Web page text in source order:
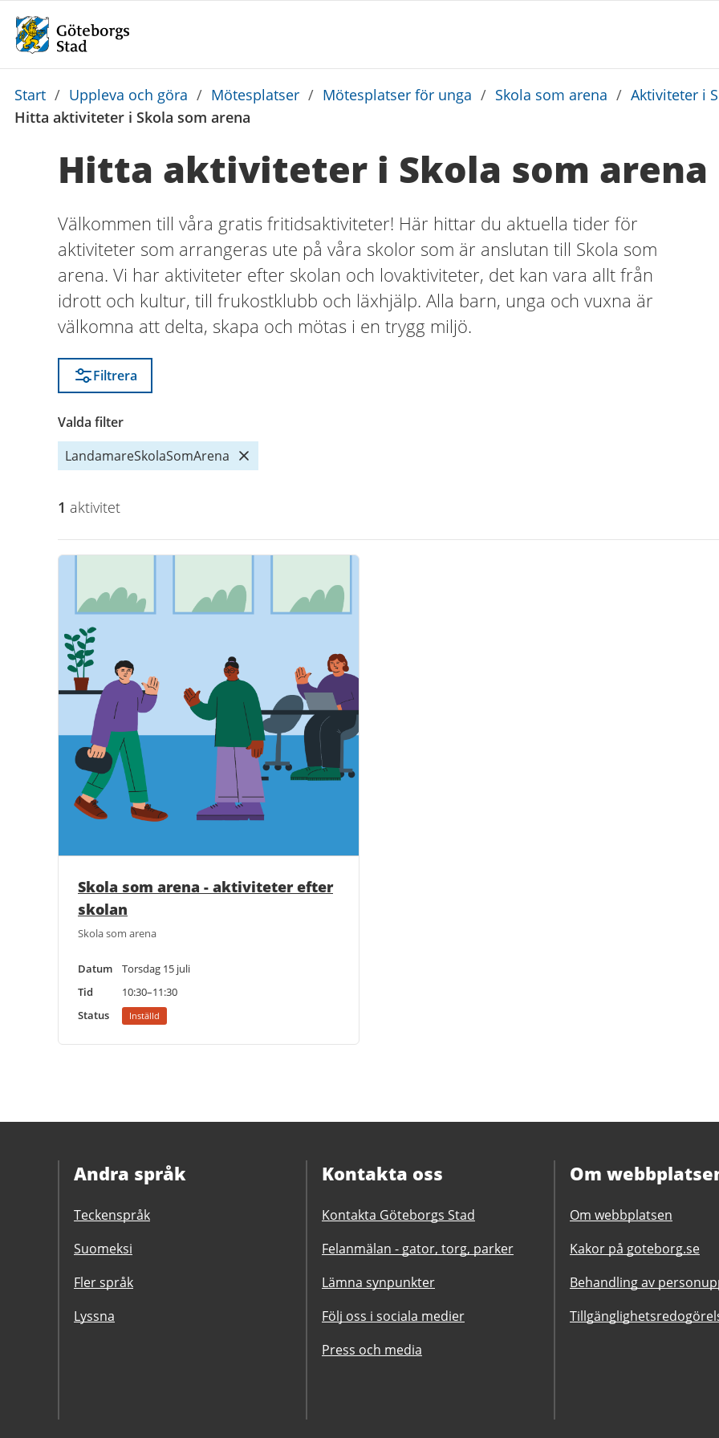
Du
är
Start / Uppleva och göra / Mötesplatser / Mötesplatser för unga / Skola som arena / Aktiviteter i
Hitta aktiviteter i Skola som arena
Hitta aktiviteter i Skola som arena
Välkommen till våra gratis fritidsaktiviteter! Här hittar du aktuella tider för
aktiviteter som arrangeras ute på våra skolor som är anslutan till Skola som
arena. Vi har aktiviteter efter skolan och lovaktiviteter, det kan vara allt från
idrott och kultur, till frukostklubb och läxhjälp. Alla barn, unga och vuxna är
välkomna att delta, skapa och mötas i en trygg miljö.
Filtrera
Valda filter
LandamareSkolaSomArena
1 aktivitet
Skola som arena - aktiviteter efter
skolan
Skola som arena
Datum
Torsdag 15 juli
Tid
10:30–11:30
Status
Inställd
Andra språk
Teckenspråk
Suomeksi
Fler språk
Lyssna
Kontakta oss
Kontakta Göteborgs Stad
Felanmälan - gator, torg, parker
Lämna synpunkter
Följ oss i sociala medier
Press och media
Om
Om webbplatsen
Kakor på goteborg.se
Behandling av